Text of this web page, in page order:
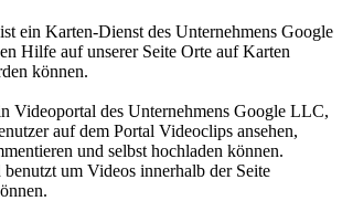
ein Karten-Dienst des Unternehmens Google
Hilfe auf unserer Seite Orte auf Karten
können.
Videoportal des Unternehmens Google LLC,
auf dem Portal Videoclips ansehen,
und selbst hochladen können.
um Videos innerhalb der Seite